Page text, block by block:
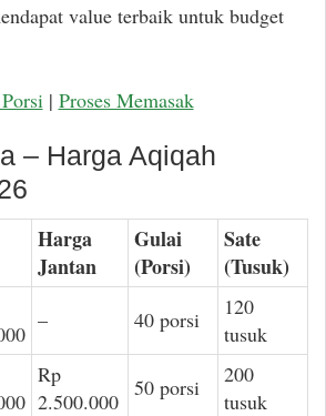
value terbaik untuk budget
| Proses Memasak
– Harga Aqiqah
Harga
Jantan
Gulai
(Porsi)
Sate
(Tusuk)
– 40 porsi
120
tusuk
Rp
2.500.000
50 porsi
200
tusuk